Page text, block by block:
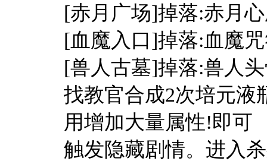
[赤月广场]掉落:赤月
[血魔入口]掉落:血魔
[兽人古墓]掉落:兽人
找教官合成2次培元液
用增加大量属性!即可
触发隐藏剧情。进入